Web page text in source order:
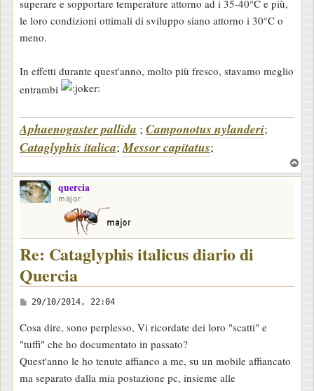
superare e sopportare temperature attorno ad i 35-40°C e più,
le loro condizioni ottimali di sviluppo siano attorno i 30°C o
meno.
In effetti durante quest'anno, molto più fresco, stavamo meglio
entrambi
Aphaenogaster pallida ; Camponotus nylanderi;
Cataglyphis italica;Messor capitatus;
o
quercia
major
Re: Cataglyphis italicus diario di
Quercia
M
s
s
a
g
29/10/2014, 22:04
Cosa dire, sono perplesso, Vi ricordate dei loro "scatti" e
"tuffi" che ho documentato in passato?
Quest'anno le ho tenute affianco a me, su un mobile affiancato
ma separato dalla mia postazione pc, insieme alle